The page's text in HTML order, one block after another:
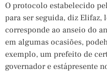
O protocolo estabelecido
para ser seguida, diz Elifaz,
corresponde ao anseio do
em algumas ocasiões,
exemplo, um prefeito de
governador e estápresente